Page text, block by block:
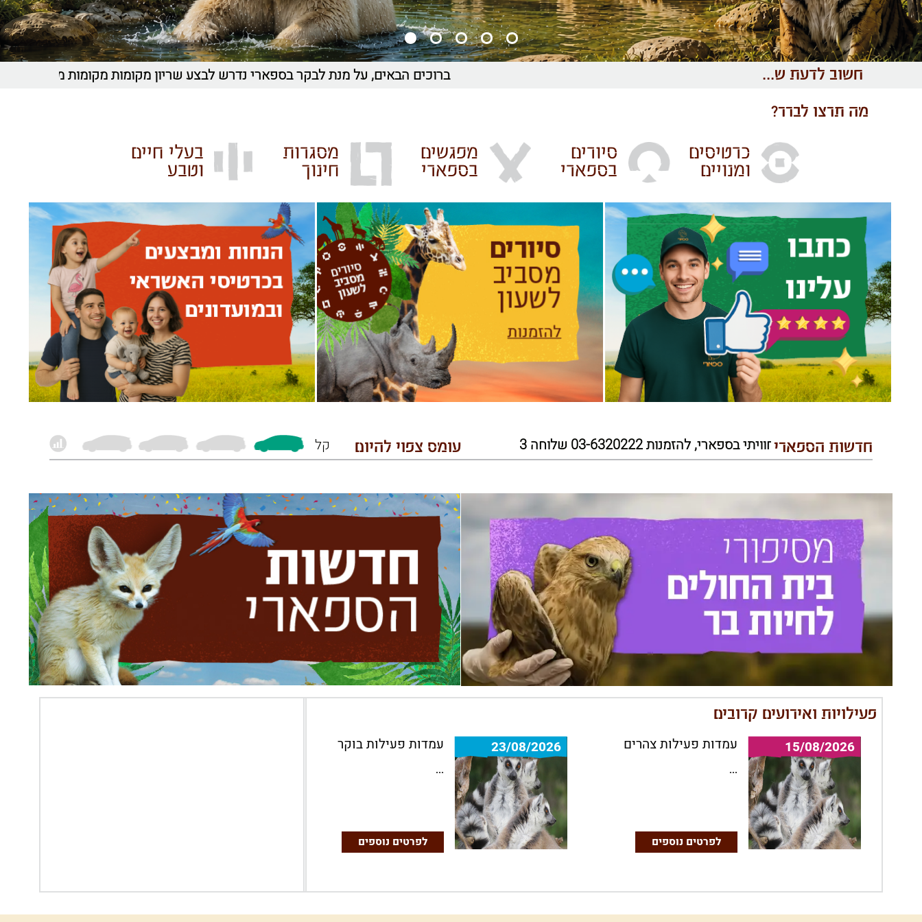
חשוב לדעת ש... ברוכים הבאים, על מנת לבקר בספארי נדרש לבצע שריון מקומות מקומות מראש- לפרטים לחץ
מה תרצו לברר?
כרטיסים
ומנויים
סיורים
בספארי
מפגשים
בספארי
מסגרות
חינוך
בעלי חיים
וטבע
חדשות הספארי
חדש! סיור אוזניות חוויתי בספארי, להזמנות 03-6320222 שלוחה 3 עומס צפוי להיום קל
פעילויות ואירועים קרובים
15/08/2026 עמדות פעילות צהרים
...
לפרטים נוספים
23/08/2026 עמדות פעילות בוקר
...
לפרטים נוספים